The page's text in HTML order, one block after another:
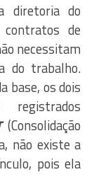
diretoria do
de
necessitam
do trabalho.
base, os dois
(Consolidação
não existe a
pois ela